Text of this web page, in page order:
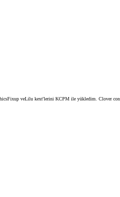
veLilu kext'lerini KCPM ile yükledim. Clover